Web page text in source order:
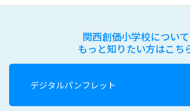
関西創価小学校について
もっと知りたい方はこち
デジタルパンフレット